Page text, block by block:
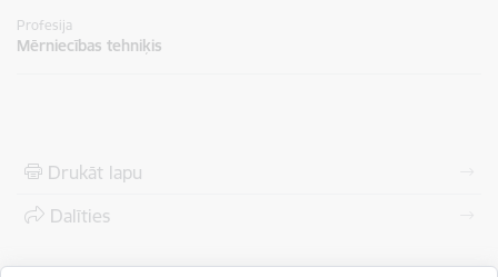
Profesija
Mērniecības tehniķis
Drukāt lapu
Dalīties